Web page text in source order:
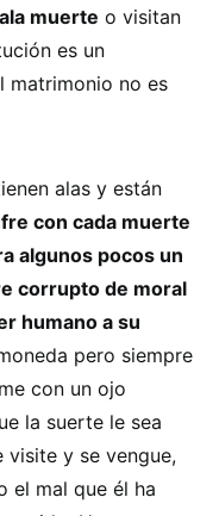
muerte o visitan
es un
matrimonio no es
alas y están
con cada muerte
algunos pocos un
corrupto de moral
humano a su
pero siempre
con un ojo
la suerte le sea
visite y se vengue,
el mal que él ha